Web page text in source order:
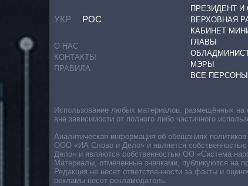
УКР РОС
О НАС
КОНТАКТЫ
ПРАВИЛА
ПРЕЗИДЕНТ И
ВЕРХОВНАЯ
КАБИНЕТ
ГЛАВЫ
МЭРЫ
ВСЕ ПЕРСОНЫ
Использование любых материалов, размещённых на
вне зависимости от полного либо частичного
Аналитическая информация об обещаниях
ООО «ИА Слово и Дело» и является
Дело» и являются собственностью ОО «Система
Материалы, отмеченные значками, публикуются на
Редакция не несет ответственности за факты и
рекламы несет рекламодатель.